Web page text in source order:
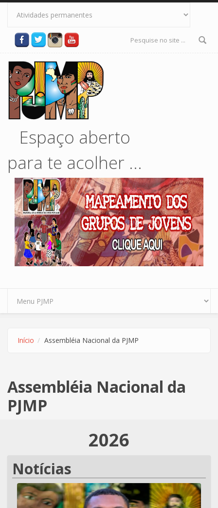
Pular para o conteúdo principal
Formulário
Espaço aberto
para te acolher ...
Início Assembléia Nacional da PJMP
Assembléia Nacional da
PJMP
2026
Notícias